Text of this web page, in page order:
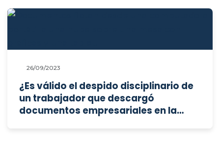
26/09/2023
¿Es válido el despido disciplinario de
un trabajador que descargó
documentos empresariales en la